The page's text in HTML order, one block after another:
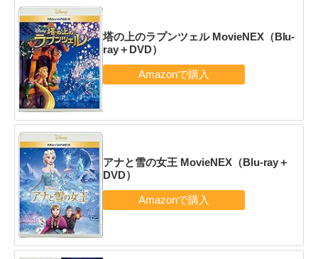
塔の上のラプンツェル MovieNEX（Blu-
ray＋DVD）
アナと雪の女王 MovieNEX（Blu-ray＋
DVD）